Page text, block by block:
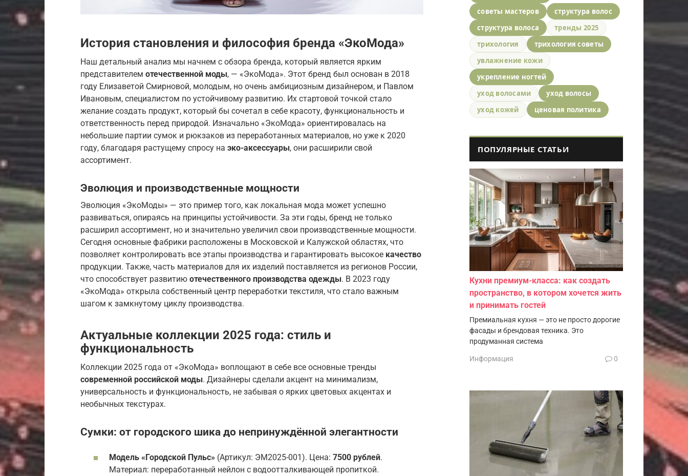
История становления и философия бренда «ЭкоМода»
Наш детальный анализ мы начнем с обзора бренда, который является ярким
представителем отечественной моды, — «ЭкоМода». Этот бренд был основан в 2018
году Елизаветой Смирновой, молодым, но очень амбициозным дизайнером, и Павлом
Ивановым, специалистом по устойчивому развитию. Их стартовой точкой стало
желание создать продукт, который бы сочетал в себе красоту, функциональность и
ответственность перед природой. Изначально «ЭкоМода» ориентировалась на
небольшие партии сумок и рюкзаков из переработанных материалов, но уже к 2020
году, благодаря растущему спросу на эко-аксессуары, они расширили свой
ассортимент.
Эволюция и производственные мощности
Эволюция «ЭкоМоды» — это пример того, как локальная мода может успешно
развиваться, опираясь на принципы устойчивости. За эти годы, бренд не только
расширил ассортимент, но и значительно увеличил свои производственные мощности.
Сегодня основные фабрики расположены в Московской и Калужской областях, что
позволяет контролировать все этапы производства и гарантировать высокое качество
продукции. Также, часть материалов для их изделий поставляется из регионов России,
что способствует развитию отечественного производства одежды. В 2023 году
«ЭкоМода» открыла собственный центр переработки текстиля, что стало важным
шагом к замкнутому циклу производства.
Актуальные коллекции 2025 года: стиль и
функциональность
Коллекции 2025 года от «ЭкоМода» воплощают в себе все основные тренды
современной российской моды. Дизайнеры сделали акцент на минимализм,
универсальность и функциональность, не забывая о ярких цветовых акцентах и
необычных текстурах.
Сумки: от городского шика до непринуждённой элегантности
Модель «Городской Пульс» (Артикул: ЭМ2025-001). Цена: 7500 рублей.
Материал: переработанный нейлон с водоотталкивающей пропиткой.
советы мастеров
структура волос
структура волоса
тренды 2025
трихология
трихология советы
увлажнение кожи
укрепление ногтей
уход волосами
уход волосы
уход кожей
ценовая политика
ПОПУЛЯРНЫЕ СТАТЬИ
Кухни премиум-класса: как создать
пространство, в котором хочется жить
и принимать гостей
Премиальная кухня — это не просто дорогие
фасады и брендовая техника. Это
продуманная система
Информация 0